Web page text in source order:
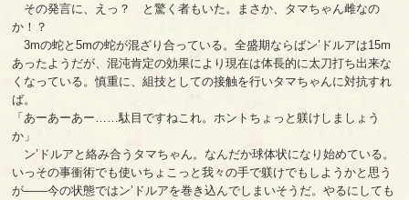
その発言に、えっ？ と驚く者もいた。まさか、タマちゃん雌なの
か！？
3mの蛇と5mの蛇が混ざり合っている。全盛期ならばン’ドルアは15m
あったようだが、混沌肯定の効果により現在は体長的に太刀打ち出来な
くなっている。慎重に、組技としての接触を行いタマちゃんに対抗すれ
ば。
「あーあーあー……駄目ですねこれ。ホントちょっと躾けしましょう
か」
ン’ドルアと絡み合うタマちゃん。なんだか球体状になり始めている。
いっその事衝術でも使いちょこっと我々の手で躾けでもしようかと思う
が――今の状態ではン’ドルアを巻き込んでしまいそうだ。やるにしても